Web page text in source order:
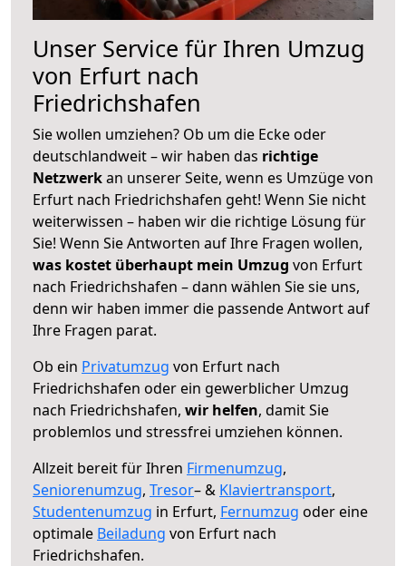
Unser Service für Ihren Umzug
von Erfurt nach
Friedrichshafen
Sie wollen umziehen? Ob um die Ecke oder
deutschlandweit – wir haben das richtige
Netzwerkan unserer Seite, wenn es Umzüge von
Erfurt nach Friedrichshafen geht! Wenn Sie nicht
weiterwissen – haben wir die richtige Lösung für
Sie! Wenn Sie Antworten auf Ihre Fragen wollen,
was kostet überhaupt mein Umzug von Erfurt
nach Friedrichshafen – dann wählen Sie sie uns,
denn wir haben immer die passende Antwort auf
Ihre Fragen parat.
Ob ein Privatumzug von Erfurt nach
Friedrichshafen oder ein gewerblicher Umzug
nach Friedrichshafen, wir helfen, damit Sie
problemlos und stressfrei umziehen können.
Allzeit bereit für Ihren Firmenumzug,
Seniorenumzug, Tresor– & Klaviertransport,
Studentenumzug in Erfurt, Fernumzug oder eine
optimale Beiladung von Erfurt nach
Friedrichshafen.